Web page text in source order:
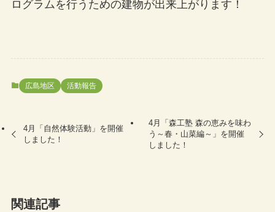
ログラムを行うための建物が出来上がります！
広島地区 活動報告
4月「自然体験活動」を開催
しました！
4月「森工塾 森の恵みを味わ
う～春・山菜編～」を開催
しました！
関連記事